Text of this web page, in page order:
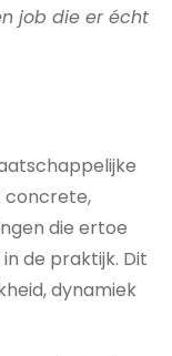
job die er écht
concrete,
die ertoe
de praktijk. Dit
dynamiek